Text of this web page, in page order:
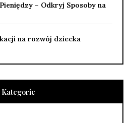
– Odkryj Sposoby na
na rozwój dziecka
Kategorie